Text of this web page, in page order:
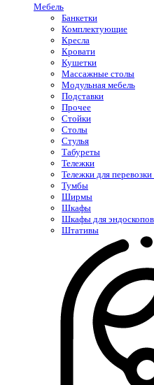
Мебель
Банкетки
Комплектующие
Кресла
Кровати
Кушетки
Массажные столы
Модульная мебель
Подставки
Прочее
Стойки
Столы
Стулья
Табуреты
Тележки
Тележки для
Тумбы
Ширмы
Шкафы
Шкафы для эндоскопов
Штативы